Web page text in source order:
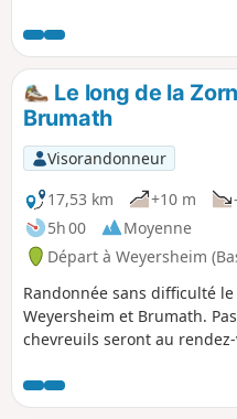
Le long de la
Brumath
Visorandonneur
17,53 km
+10 m
5h 00
Moyenne
Départ à Weyersheim
Randonnée sans difficulté
Weyersheim et Brumath.
chevreuils seront au